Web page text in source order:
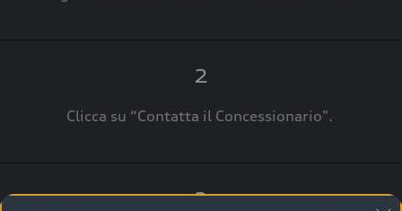
2
Clicca su “Contatta il Concessionario".
3